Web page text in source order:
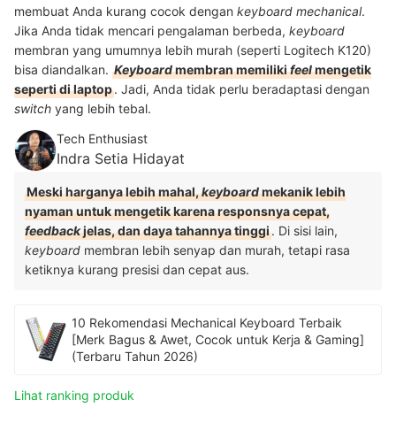
membuat Anda kurang cocok dengan keyboard mechanical.
Jika Anda tidak mencari pengalaman berbeda, keyboard
membran yang umumnya lebih murah (seperti Logitech K120)
bisa diandalkan. Keyboardmembran memilikifeelmengetik
seperti di laptop. Jadi, Anda tidak perlu beradaptasi dengan
switch yang lebih tebal.
Tech Enthusiast
Indra Setia Hidayat
Meski harganya lebih mahal,keyboardmekanik lebih
nyaman untuk mengetik karena responsnya cepat,
feedbackjelas, dan daya tahannya tinggi. Di sisi lain,
keyboard membran lebih senyap dan murah, tetapi rasa
ketiknya kurang presisi dan cepat aus.
10 Rekomendasi Mechanical Keyboard Terbaik
[Merk Bagus & Awet, Cocok untuk Kerja & Gaming]
(Terbaru Tahun 2026)
Lihat ranking produk